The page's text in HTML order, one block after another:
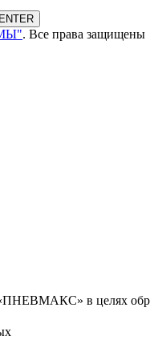
ENTER
. Все права защищены
в целях